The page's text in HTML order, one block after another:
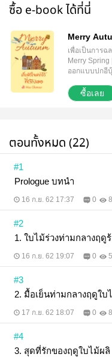
ซื้อ e-book ได้ที่นี่
Merry
เพื่อเป็นการฉ
Merry Spring
ออกแบบปกอี
นิยายแต่ละเรื่
ออทัมไม่ชอบก
ไหม
ซื้อเลย
ตอนทั้งหมด (22)
#1
Prologue บทนำ
16 ก.ย. 62 17:37 0
#2
1. ใบไม้ร่วงท่ามกลางฤดู
16 ก.ย. 62 19:07 0
#3
2. มื้อเย็นท่ามกลางฤดูใบ
17 ก.ย. 62 18:07 0
#4
3. สุดที่รักของฤดูใบไม้ผลิ